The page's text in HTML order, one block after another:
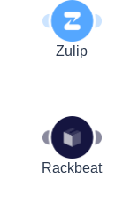
Zulip
Rackbeat